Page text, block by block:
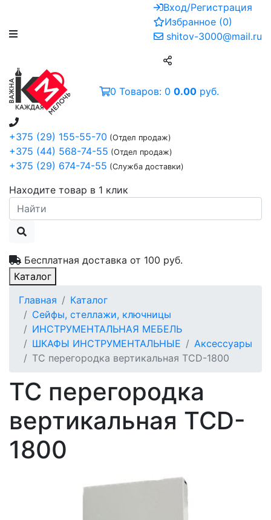
Вход/Регистрация
Избранное (0)
shitov-3000@mail.ru
+375 (29) 155-55-70 (Отдел продаж)
+375 (44) 568-74-55 (Отдел продаж)
+375 (29) 674-74-55 (Служба доставки)
Находите товар в 1 клик
Бесплатная доставка от 100 руб.
0 Товаров: 0 0.00 руб.
Каталог
Главная
Каталог
Сейфы, стеллажи, ключницы
ИНСТРУМЕНТАЛЬНАЯ МЕБЕЛЬ
ШКАФЫ ИНСТРУМЕНТАЛЬНЫЕ
Аксессуары
TC перегородка вертикальная TCD-1800
TC перегородка
вертикальная TCD-
1800